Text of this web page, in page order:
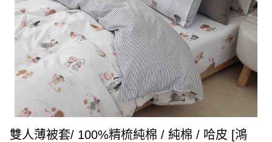
雙人薄被套/ 100%精梳純棉 / 純棉 / 哈皮 [鴻